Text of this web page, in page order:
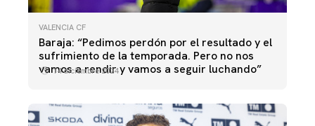
VALENCIA CF
Baraja: “Pedimos perdón por el resultado y el
sufrimiento de la temporada. Pero no nos
vamos a rendir y vamos a seguir luchando”
14 diciembre 2024